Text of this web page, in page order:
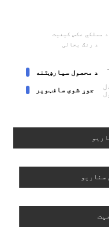
د مسلکي عکس کیفیت
د رنګ بحالی
د محصول سپارښتنه
جوړ شوی سافټویر
سناریو